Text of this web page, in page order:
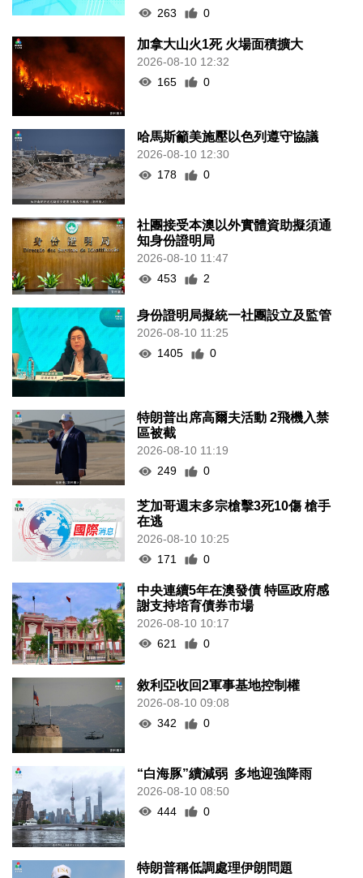
263
0
加拿大山火1死 火場面積擴大
2026-08-10 12:32
165
0
哈馬斯籲美施壓以色列遵守協議
2026-08-10 12:30
178
0
社團接受本澳以外實體資助擬須通
知身份證明局
2026-08-10 11:47
453
2
身份證明局擬統一社團設立及監管
2026-08-10 11:25
1405
0
特朗普出席高爾夫活動 2飛機入禁
區被截
2026-08-10 11:19
249
0
芝加哥週末多宗槍擊3死10傷 槍手
在逃
2026-08-10 10:25
171
0
中央連續5年在澳發債 特區政府感
謝支持培育債券市場
2026-08-10 10:17
621
0
敘利亞收回2軍事基地控制權
2026-08-10 09:08
342
0
“白海豚”續減弱 多地迎強降雨
2026-08-10 08:50
444
0
特朗普稱低調處理伊朗問題